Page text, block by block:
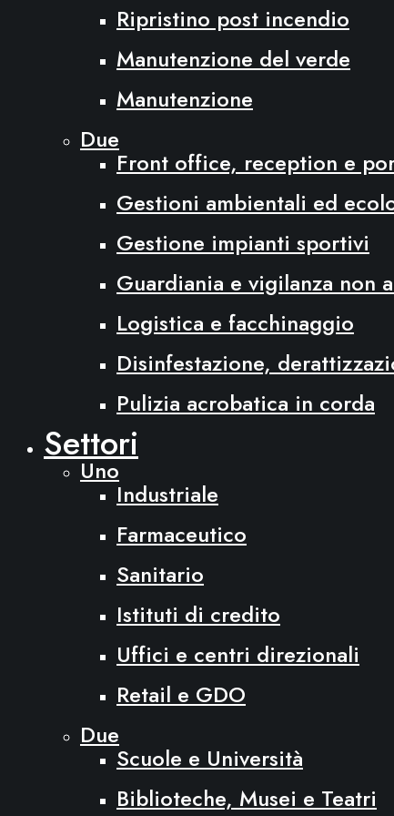
Ripristino post incendio
Manutenzione del verde
Manutenzione
Due
Front office, reception e
Gestioni ambientali ed
Gestione impianti sportivi
Guardiania e vigilanza non
Logistica e facchinaggio
Disinfestazione,
Pulizia acrobatica in corda
Settori
Uno
Industriale
Farmaceutico
Sanitario
Istituti di credito
Uffici e centri direzionali
Retail e GDO
Due
Scuole e Università
Biblioteche, Musei e Teatri